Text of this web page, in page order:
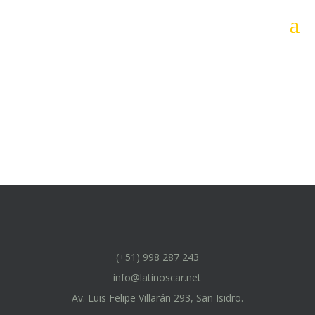
(+51) 998 287 243
info@latinoscar.net
Av. Luis Felipe Villarán 293, San Isidro.